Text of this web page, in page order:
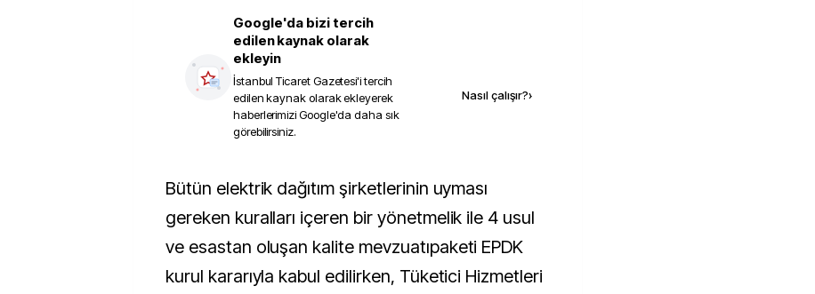
Google'da bizi tercih
edilen kaynak olarak
ekleyin
İstanbul Ticaret Gazetesi'i tercih
edilen kaynak olarak ekleyerek
haberlerimizi Google'da daha sık
görebilirsiniz.
Nasıl çalışır?›
Bütün elektrik dağıtım şirketlerinin uyması
gereken kuralları içeren bir yönetmelik ile 4 usul
ve esastan oluşan kalite mevzuatıpaketi EPDK
kurul kararıyla kabul edilirken, Tüketici Hizmetleri